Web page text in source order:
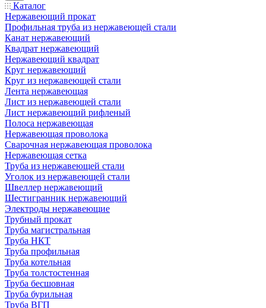
Каталог
Нержавеющий прокат
Профильная труба из нержавеющей стали
Канат нержавеющий
Квадрат нержавеющий
Нержавеющий квадрат
Круг нержавеющий
Круг из нержавеющей стали
Лента нержавеющая
Лист из нержавеющей стали
Лист нержавеющий рифленый
Полоса нержавеющая
Нержавеющая проволока
Сварочная нержавеющая проволока
Нержавеющая сетка
Труба из нержавеющей стали
Уголок из нержавеющей стали
Швеллер нержавеющий
Шестигранник нержавеющий
Электроды нержавеющие
Трубный прокат
Труба магистральная
Труба НКТ
Труба профильная
Труба котельная
Труба толстостенная
Труба бесшовная
Труба бурильная
Труба ВГП